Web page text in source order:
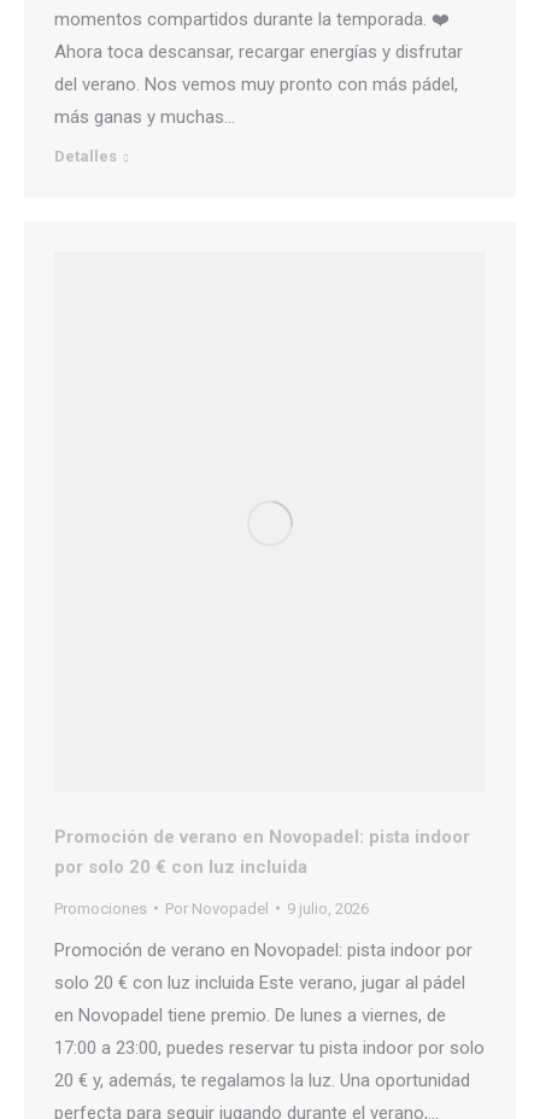
momentos compartidos durante la temporada. ❤️
Ahora toca descansar, recargar energías y disfrutar
del verano. Nos vemos muy pronto con más pádel,
más ganas y muchas…
Detalles
Promoción de verano en Novopadel: pista indoor
por solo 20 € con luz incluida
Promociones Por Novopadel 9 julio, 2026
Promoción de verano en Novopadel: pista indoor por
solo 20 € con luz incluida Este verano, jugar al pádel
en Novopadel tiene premio. De lunes a viernes, de
17:00 a 23:00, puedes reservar tu pista indoor por solo
20 € y, además, te regalamos la luz. Una oportunidad
perfecta para seguir jugando durante el verano,…